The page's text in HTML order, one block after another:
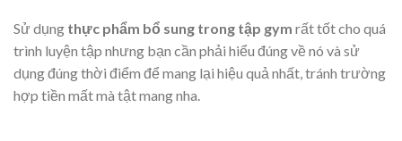
Sử dụng thực phẩm bổ sung trong tập gym rất tốt cho quá
trình luyện tập nhưng bạn cần phải hiểu đúng về nó và sử
dụng đúng thời điểm để mang lại hiệu quả nhất, tránh trường
hợp tiền mất mà tật mang nha.